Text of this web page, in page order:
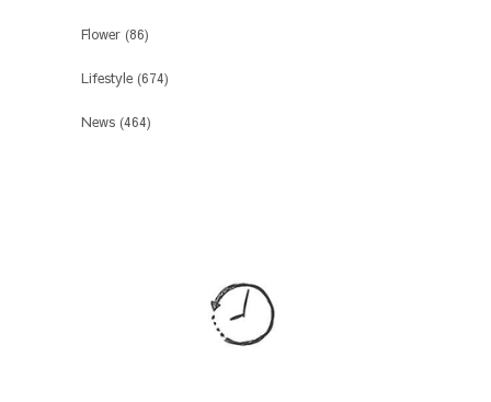
Flower (86)
Lifestyle (674)
News (464)